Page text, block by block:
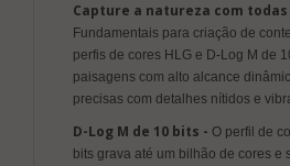
Capture a natureza com todas
Fundamentais para criação de
perfis de cores HLG e D-Log M de
paisagens com alto alcance
precisas com detalhes nítidos e
D-Log M de 10 bits - O perfil de
bits grava até um bilhão de cores e